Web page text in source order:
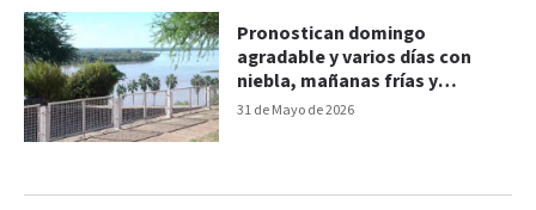
31 de Mayo de 2026
Pronostican domingo
agradable y varios días con
niebla, mañanas frías y
máximas de hasta 22 grados